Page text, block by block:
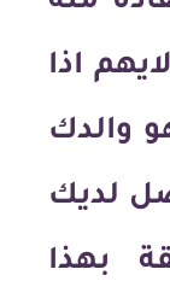
اذا
والدك
لديك
بهذا